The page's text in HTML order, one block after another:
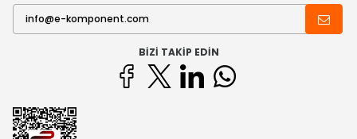
BIZI TAKIP EDIN